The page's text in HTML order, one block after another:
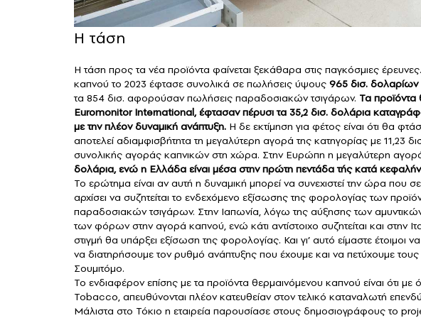
Η τάση
Η τάση προς τα νέα προϊόντα φαίνεται ξεκάθαρα στις παγκόσμιες
καπνού το 2023 έφτασε συνολικά σε πωλήσεις ύψους 965 δισ. δολαρίων
τα 854 δισ. αφορούσαν πωλήσεις παραδοσιακών τσιγάρων. Τα
Euromonitor International, έφτασαν πέρυσι τα 35,2 δισ. δολάρια
με την πλέον δυναμική ανάπτυξη. Η δε εκτίμηση για φέτος είναι ότι θα
αποτελεί αδιαμφισβήτητα τη μεγαλύτερη αγορά της κατηγορίας με 11,23
συνολικής αγοράς καπνικών στη χώρα. Στην Ευρώπη η μεγαλύτερη αγορά
δολάρια, ενώ η Ελλάδα είναι μέσα στην πρώτη πεντάδα τής κατά
Το ερώτημα είναι αν αυτή η δυναμική μπορεί να συνεχιστεί την ώρα που
αρχίσει να συζητείται το ενδεχόμενο εξίσωσης της φορολογίας των
παραδοσιακών τσιγάρων. Στην Ιαπωνία, λόγω της αύξησης των
των φόρων στην αγορά καπνού, ενώ κάτι αντίστοιχο συζητείται και στην
στιγμή θα υπάρξει εξίσωση της φορολογίας. Και γι’ αυτό είμαστε έτοιμοι
να διατηρήσουμε τον ρυθμό ανάπτυξης που έχουμε και να πετύχουμε
Σουμιτόμο.
Το ενδιαφέρον επίσης με τα προϊόντα θερμαινόμενου καπνού είναι ότι
Tobacco, απευθύνονται πλέον κατευθείαν στον τελικό καταναλωτή
Μάλιστα στο Τόκιο η εταιρεία παρουσίασε στους δημοσιογράφους το